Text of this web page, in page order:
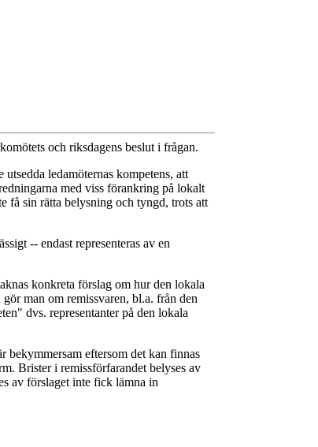
och riksdagens beslut i frågan.
ledamöternas kompetens, att
med viss förankring på lokalt
få sin rätta belysning och tyngd, trots att
-- endast representeras av en
konkreta förslag om hur den lokala
man om remissvaren, bl.a. från den
dvs. representanter på den lokala
eftersom det kan finnas
Brister i remissförfarandet belyses av
av förslaget inte fick lämna in